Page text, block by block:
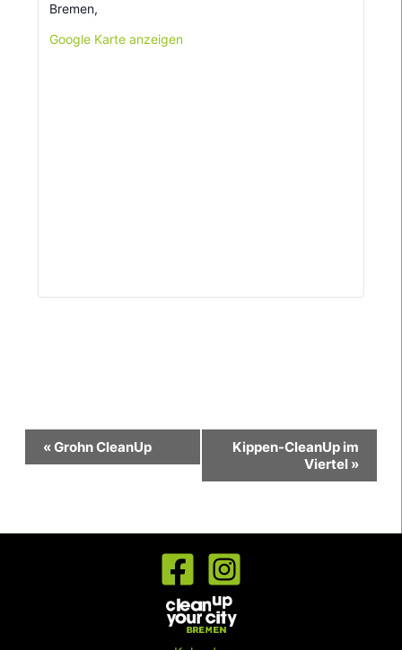
Bremen,
Google Karte anzeigen
Veranstaltung-
Navigation
«Grohn CleanUp
Kippen-CleanUp im
Viertel »